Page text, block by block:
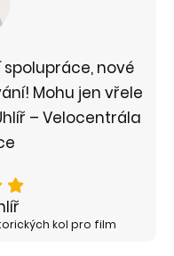
nové
Mohu jen vřele
– Velocentrála
kol pro film